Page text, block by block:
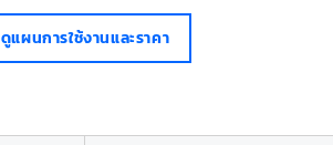
ดูแผนการใช้งานและราคา